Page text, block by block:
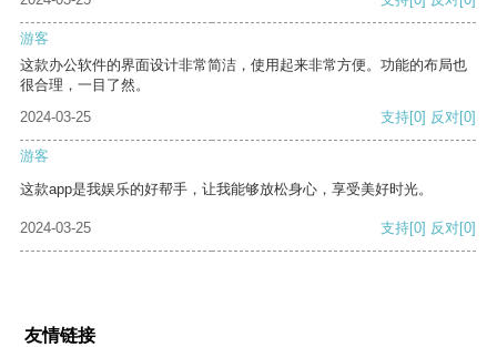
游客
这款办公软件的界面设计非常简洁，使用起来非常方便。功能的布局也
很合理，一目了然。
2024-03-25
支持[0] 反对[0]
游客
这款app是我娱乐的好帮手，让我能够放松身心，享受美好时光。
2024-03-25 支持[0] 反对[0]
友情链接